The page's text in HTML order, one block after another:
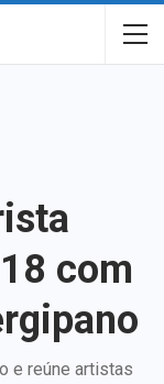
com
e reúne artistas